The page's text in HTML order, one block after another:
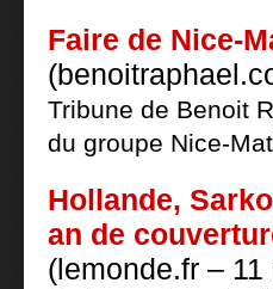
Faire de Nice-
Tribune de Benoit
du groupe Nice-
Hollande,
an de
(lemonde.fr – 11